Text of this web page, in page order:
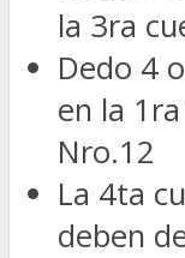
la 3ra
Dedo 4
en la
Nro.12
La 4ta
deben